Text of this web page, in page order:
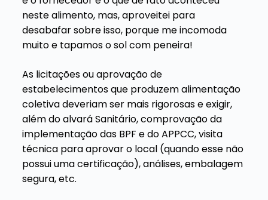
neste alimento, mas, aproveitei para
desabafar sobre isso, porque me incomoda
muito e tapamos o sol com peneira!
As licitações ou aprovação de
estabelecimentos que produzem alimentação
coletiva deveriam ser mais rigorosas e exigir,
além do alvará Sanitário, comprovação da
implementação das BPF e do APPCC, visita
técnica para aprovar o local (quando esse não
possui uma certificação), análises, embalagem
segura, etc.